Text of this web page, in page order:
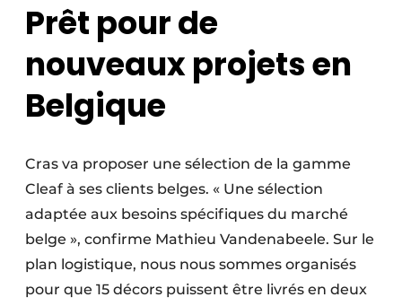
Prêt pour de
nouveaux projets en
Belgique
Cras va proposer une sélection de la gamme
Cleaf à ses clients belges. « Une sélection
adaptée aux besoins spécifiques du marché
belge », confirme Mathieu Vandenabeele. Sur le
plan logistique, nous nous sommes organisés
pour que 15 décors puissent être livrés en deux